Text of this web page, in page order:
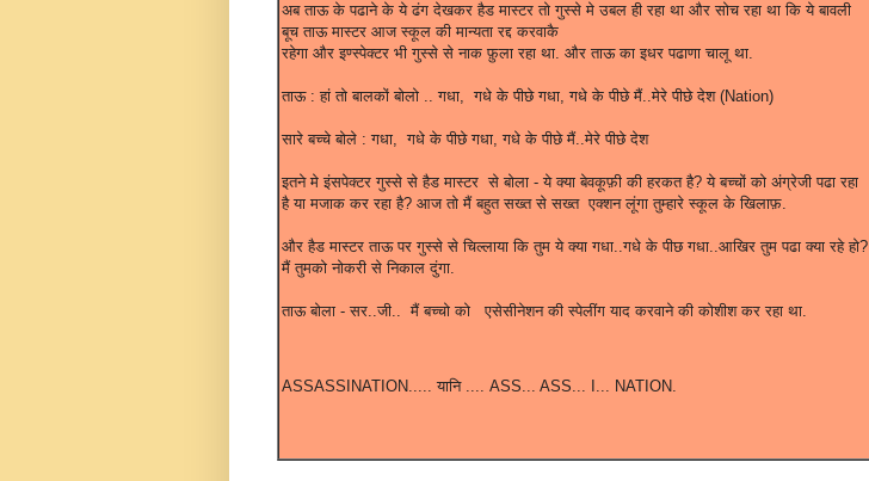
अब ताऊ के पढाने के ये ढंग देखकर हैड मास्टर तो गुस्से मे उबल ही रहा था और सोच रहा था कि ये बावली
बूच ताऊ मास्टर आज स्कूल की मान्यता रद्द करवाकै
रहेगा और इण्स्पेक्टर भी गुस्से से नाक फ़ुला रहा था. और ताऊ का इधर पढाणा चालू था.
ताऊ : हां तो बालकों बोलो .. गधा, गधे के पीछे गधा, गधे के पीछे मैं..मेरे पीछे देश (Nation)
सारे बच्चे बोले : गधा, गधे के पीछे गधा, गधे के पीछे मैं..मेरे पीछे देश
इतने मे इंसपेक्टर गुस्से से हैड मास्टर से बोला - ये क्या बेवकूफ़ी की हरकत है? ये बच्चों को अंग्रेजी पढा रहा
है या मजाक कर रहा है? आज तो मैं बहुत सख्त से सख्त एक्शन लूंगा तुम्हारे स्कूल के खिलाफ़.
और हैड मास्टर ताऊ पर गुस्से से चिल्लाया कि तुम ये क्या गधा..गधे के पीछ गधा..आखिर तुम पढा क्या रहे हो?
मैं तुमको नोकरी से निकाल दुंगा.
ताऊ बोला - सर..जी.. मैं बच्चो को एसेसीनेशन की स्पेलींग याद करवाने की कोशीश कर रहा था.
ASSASSINATION..... यानि .... ASS... ASS... I... NATION.